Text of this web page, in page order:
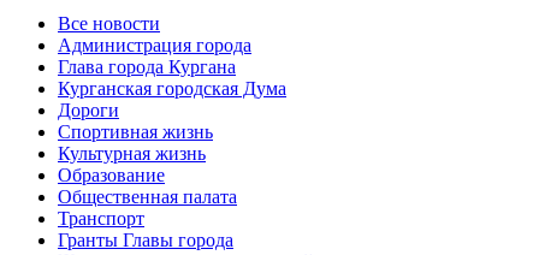
Все новости
Администрация города
Глава города Кургана
Курганская городская Дума
Дороги
Спортивная жизнь
Культурная жизнь
Образование
Общественная палата
Транспорт
Гранты Главы города